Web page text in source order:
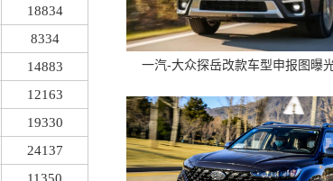
18834
8334
14883
12163
19330
24137
一汽-大众探岳改款车型申报图曝